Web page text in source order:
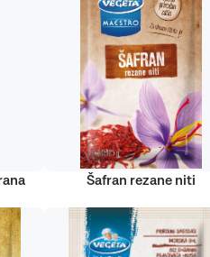
Šafran rezane niti